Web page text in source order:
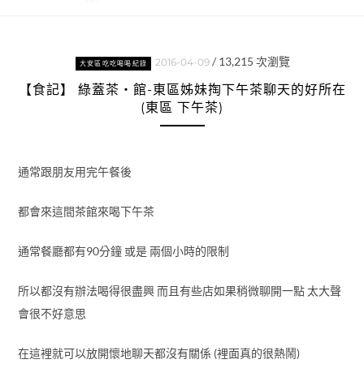
大安區吃吃喝喝紀錄 2016-04-09 / 13,215 次瀏覽
【食記】 綠蓋茶‧館-東區姊妹掏下午茶聊天的好所在
(東區 下午茶)
通常跟朋友用完午餐後
都會來這間茶館來喝下午茶
通常餐廳都有90分鐘 或是 兩個小時的限制
所以都沒有辦法喝得很盡興 而且有些店如果稍微聊開一點 太大聲
會很不好意思
在這裡就可以放開懷地聊天都沒有關係 (裡面真的很熱鬧)